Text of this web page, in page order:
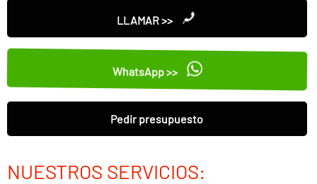
LLAMAR >>
WhatsApp >>
Pedir presupuesto
NUESTROS SERVICIOS: